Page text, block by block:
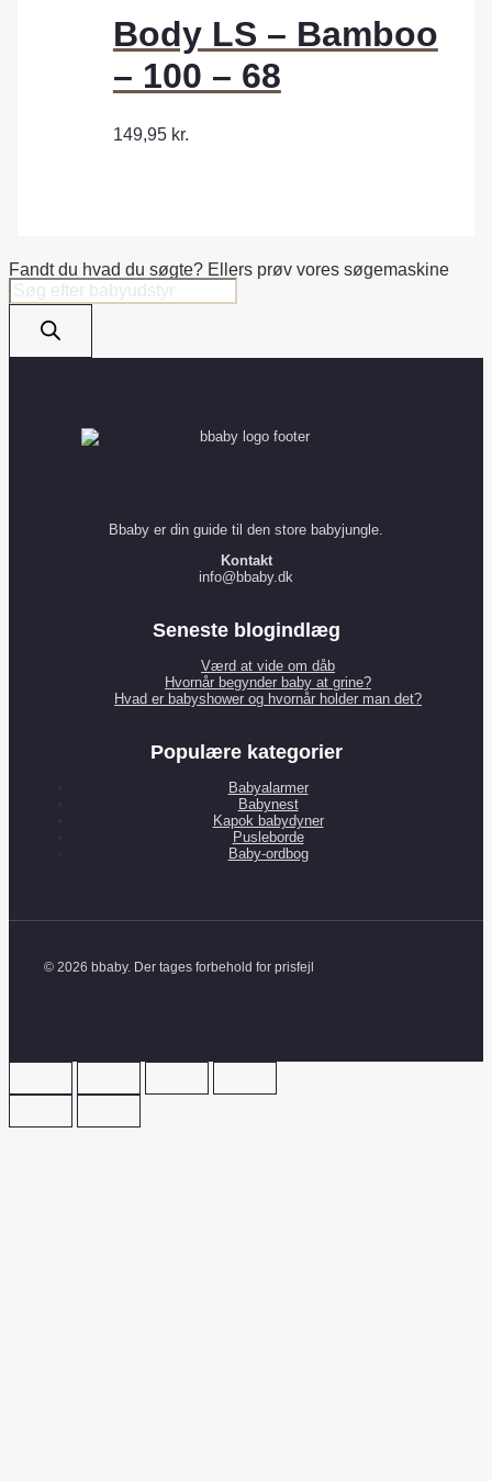
Body LS – Bamboo
– 100 – 68
149,95 kr.
Fandt du hvad du søgte? Ellers prøv vores søgemaskine
Products
search
Bbaby er din guide til den store babyjungle.
Kontakt
info@bbaby.dk
Seneste blogindlæg
Værd at vide om dåb
Hvornår begynder baby at grine?
Hvad er babyshower og hvornår holder man det?
Populære kategorier
Babyalarmer
Babynest
Kapok babydyner
Pusleborde
Baby-ordbog
© 2026 bbaby. Der tages forbehold for prisfejl